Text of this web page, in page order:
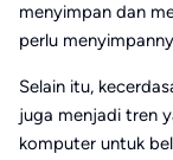
menyimpan dan
perlu
Selain itu,
juga menjadi tren
komputer untuk